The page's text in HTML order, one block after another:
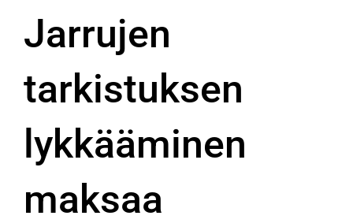
Jarrujen
tarkistuksen
lykkääminen
maksaa